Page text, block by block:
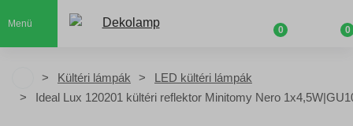
Menü
0 0
Kültéri lámpák
LED kültéri lámpák
Ideal Lux 120201 kültéri reflektor Minitomy Nero